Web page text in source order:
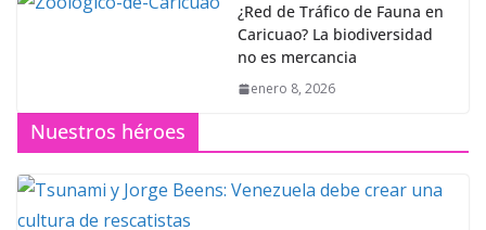
¿Red de Tráfico de Fauna en
Caricuao? La biodiversidad
no es mercancia
enero 8, 2026
Nuestros héroes